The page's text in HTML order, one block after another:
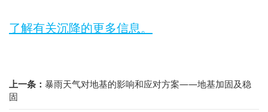
了解有关沉降的更多信息。
上一条： 暴雨天气对地基的影响和应对方案——地基加固及稳
固